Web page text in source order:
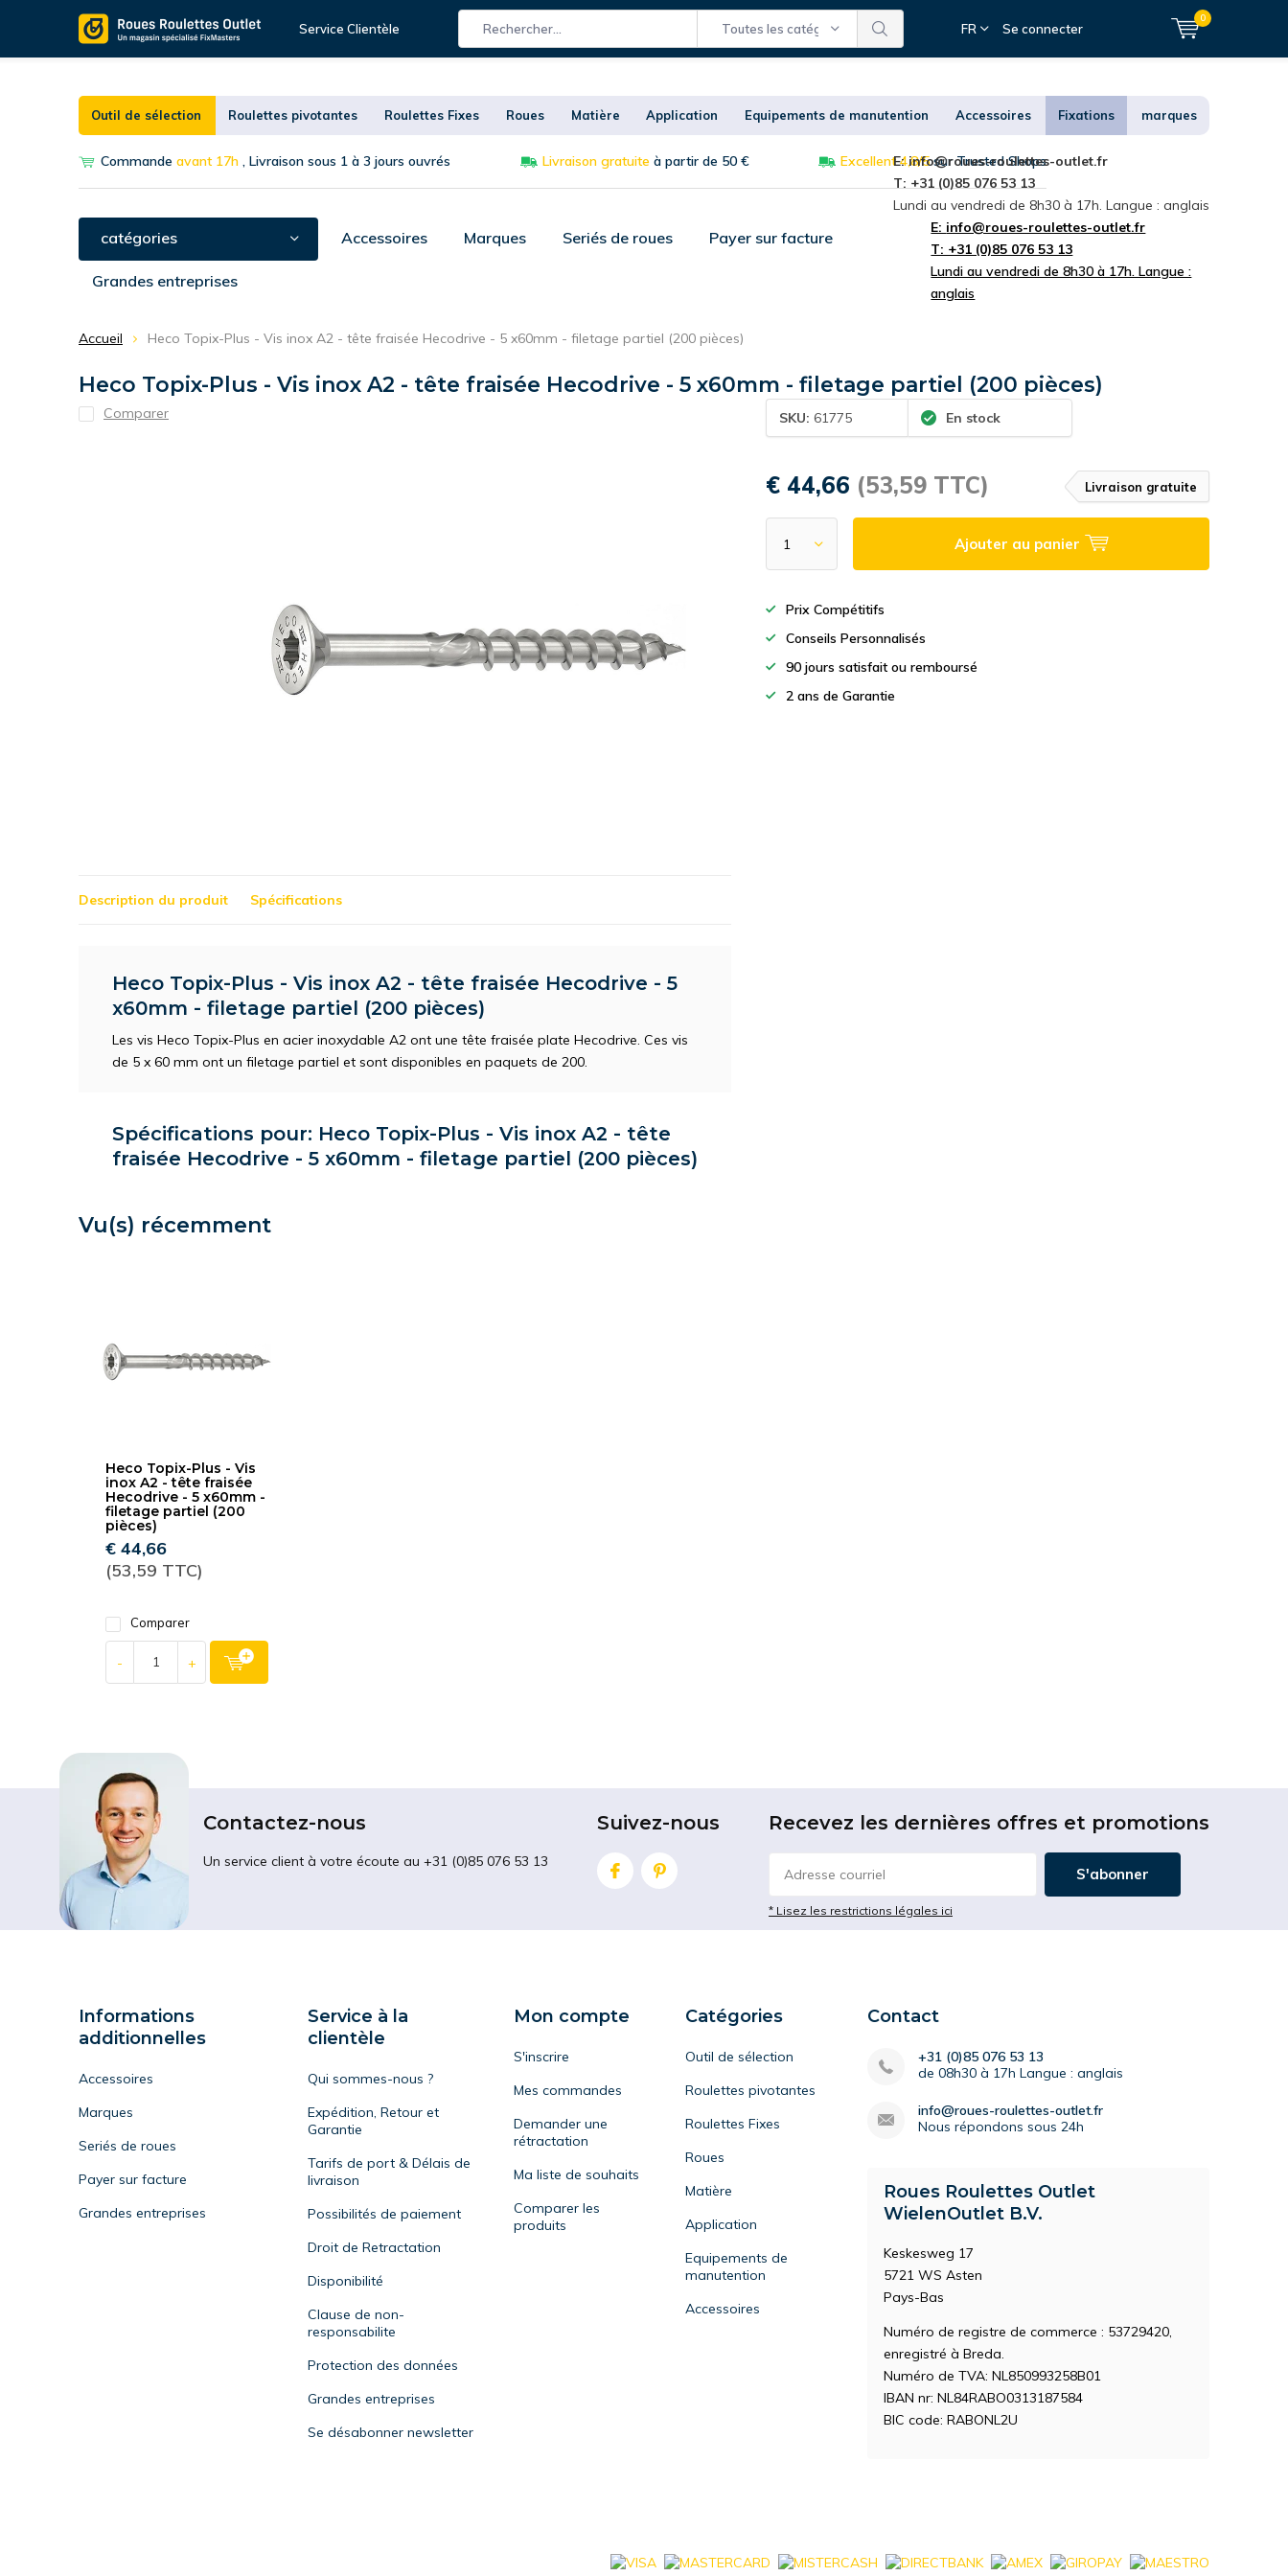
Service Clientèle Toutes les catégories FR Se connecter
0
Outil de sélection Roulettes pivotantes Roulettes Fixes Roues Matière Application Equipements de manutention Accessoires Fixations marques
Commande avant 17h , Livraison sous 1 à 3 jours ouvrés Livraison gratuite à partir de 50 € Excellent 4,8/5sur Trusted Shops
E:info@roues-roulettes-outlet.fr
T: +31 (0)85 076 53 13
Lundi au vendredi de 8h30 à 17h. Langue : anglais
catégories Accessoires Marques Seriés de roues Payer sur facture
Grandes entreprises
E: info@roues-roulettes-outlet.fr
T: +31 (0)85 076 53 13
Lundi au vendredi de 8h30 à 17h. Langue :
anglais
Accueil Heco Topix-Plus - Vis inox A2 - tête fraisée Hecodrive - 5 x60mm - filetage partiel (200 pièces)
Heco Topix-Plus - Vis inox A2 - tête fraisée Hecodrive - 5 x60mm - filetage partiel (200 pièces)
Comparer SKU: 61775 En stock
€ 44,66 (53,59 TTC) Livraison gratuite
Ajouter au panier
Prix Compétitifs
Conseils Personnalisés
90 jours satisfait ou remboursé
2 ans de Garantie
Description du produit Spécifications
Heco Topix-Plus - Vis inox A2 - tête fraisée Hecodrive - 5
x60mm - filetage partiel (200 pièces)
Les vis Heco Topix-Plus en acier inoxydable A2 ont une tête fraisée plate Hecodrive. Ces vis
de 5 x 60 mm ont un filetage partiel et sont disponibles en paquets de 200.
Spécifications pour: Heco Topix-Plus - Vis inox A2 - tête
fraisée Hecodrive - 5 x60mm - filetage partiel (200 pièces)
Vu(s) récemment
Heco Topix-Plus - Vis
inox A2 - tête fraisée
Hecodrive - 5 x60mm -
filetage partiel (200
pièces)
€ 44,66
(53,59 TTC)
Comparer
- +
Contactez-nous
Un service client à votre écoute au +31 (0)85 076 53 13
Suivez-nous Recevez les dernières offres et promotions
S'abonner
* Lisez les restrictions légales ici
Informations
additionnelles
Accessoires
Marques
Seriés de roues
Payer sur facture
Grandes entreprises
Service à la
clientèle
Qui sommes-nous ?
Expédition, Retour et
Garantie
Tarifs de port & Délais de
livraison
Possibilités de paiement
Droit de Retractation
Disponibilité
Clause de non-
responsabilite
Protection des données
Grandes entreprises
Se désabonner newsletter
Mon compte
S'inscrire
Mes commandes
Demander une
rétractation
Ma liste de souhaits
Comparer les
produits
Catégories
Outil de sélection
Roulettes pivotantes
Roulettes Fixes
Roues
Matière
Application
Equipements de
manutention
Accessoires
Contact
+31 (0)85 076 53 13
de 08h30 à 17h Langue : anglais
info@roues-roulettes-outlet.fr
Nous répondons sous 24h
Roues Roulettes Outlet
WielenOutlet B.V.
Keskesweg 17
5721 WS Asten
Pays-Bas
Numéro de registre de commerce : 53729420,
enregistré à Breda.
Numéro de TVA: NL850993258B01
IBAN nr: NL84RABO0313187584
BIC code: RABONL2U